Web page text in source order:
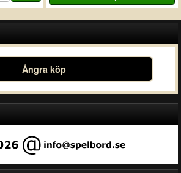
Ångra köp